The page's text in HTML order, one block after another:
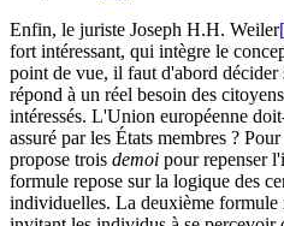
Enfin, le juriste Joseph H.H. Weiler
fort intéressant, qui intègre le
point de vue, il faut d'abord décider
répond à un réel besoin des
intéressés. L'Union européenne
assuré par les États membres ?
propose trois demoi pour repenser
formule repose sur la logique des
individuelles. La deuxième formule